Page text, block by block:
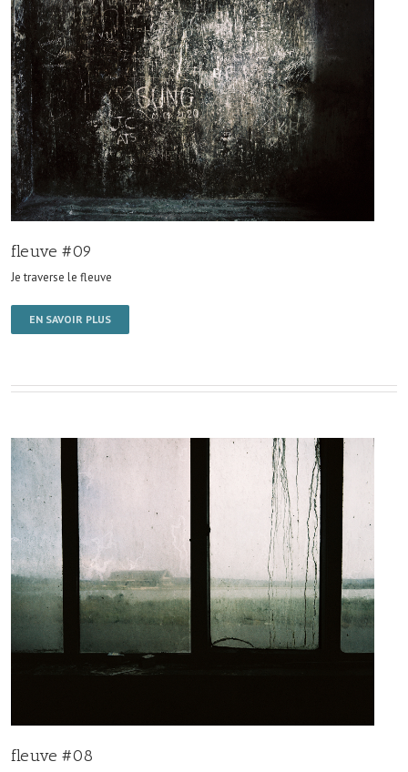
fleuve #09
Je traverse le fleuve
EN SAVOIR PLUS
fleuve #08